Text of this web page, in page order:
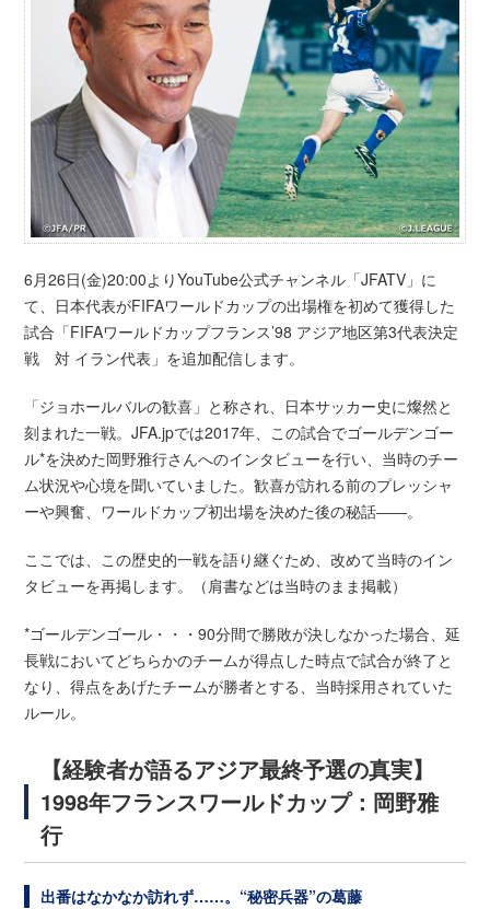
6月26日(金)20:00よりYouTube公式チャンネル「JFATV」に
て、日本代表がFIFAワールドカップの出場権を初めて獲得した
試合「FIFAワールドカップフランス’98 アジア地区第3代表決定
戦 対 イラン代表」を追加配信します。
「ジョホールバルの歓喜」と称され、日本サッカー史に燦然と
刻まれた一戦。JFA.jpでは2017年、この試合でゴールデンゴー
ル*を決めた岡野雅行さんへのインタビューを行い、当時のチー
ム状況や心境を聞いていました。歓喜が訪れる前のプレッシャ
ーや興奮、ワールドカップ初出場を決めた後の秘話――。
ここでは、この歴史的一戦を語り継ぐため、改めて当時のイン
タビューを再掲します。（肩書などは当時のまま掲載）
*ゴールデンゴール・・・90分間で勝敗が決しなかった場合、延
長戦においてどちらかのチームが得点した時点で試合が終了と
なり、得点をあげたチームが勝者とする、当時採用されていた
ルール。
【経験者が語るアジア最終予選の真実】
1998年フランスワールドカップ：岡野雅
行
出番はなかなか訪れず……。“秘密兵器”の葛藤